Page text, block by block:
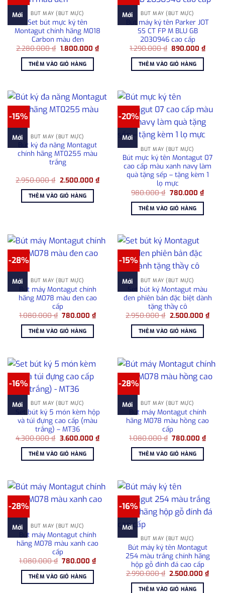
Mới BÚT MÁY (BÚT MỰC)
Set bút mực ký tên
Montagut chính hãng M018
Carbon màu đen
2.280.000₫ Giá
là:
2.280.000 ₫.
1.800.000 ₫Giá
THÊM VÀO GIỎ HÀNG
Mới BÚT MÁY (BÚT MỰC)
Bút máy ký tên Parker JOT
SS CT FP M BLU GB
2030946 cao cấp
1.290.000₫ Giá
là:
1.290.000 ₫.
890.000₫Giá
THÊM VÀO GIỎ HÀNG
-15%
Mới BÚT MÁY (BÚT MỰC)
Bút ký đa năng Montagut
chính hãng MT0255 màu
trắng
2.950.000₫ Giá
là:
2.950.000 ₫.
2.500.000 ₫Giá
hiện
2.500.000 ₫.
THÊM VÀO GIỎ HÀNG
-20%
Mới
BÚT MÁY (BÚT MỰC)
Bút mực ký tên Montagut 07
cao cấp màu xanh navy làm
quà tặng sếp – tặng kèm 1
lọ mực
980.000₫ Giá
là:
980.000 ₫.
780.000 ₫Giá
hiện
THÊM VÀO GIỎ HÀNG
-28%
Mới BÚT MÁY (BÚT MỰC)
Bút máy Montagut chính
hãng M078 màu đen cao
cấp
1.080.000₫ Giá
là:
1.080.000 ₫.
780.000₫Giá
hiện
THÊM VÀO GIỎ HÀNG
-15%
Mới BÚT MÁY (BÚT MỰC)
Set bút ký Montagut màu
đen phiên bản đặc biệt dành
tặng thầy cô
2.950.000₫ Giá
là:
2.950.000 ₫.
2.500.000 ₫Giá
hiện
THÊM VÀO GIỎ HÀNG
-16%
Mới BÚT MÁY (BÚT MỰC)
Set bút ký 5 món kèm hộp
và túi đựng cao cấp (màu
trắng) – MT36
4.300.000₫ Giá
là:
4.300.000 ₫.
3.600.000 ₫Giá
hiện
3.600.000 ₫.
THÊM VÀO GIỎ HÀNG
-28%
Mới BÚT MÁY (BÚT MỰC)
Bút máy Montagut chính
hãng M078 màu hồng cao
cấp
1.080.000₫ Giá
là:
1.080.000 ₫.
780.000₫Giá
hiện
THÊM VÀO GIỎ HÀNG
-28%
Mới BÚT MÁY (BÚT MỰC)
Bút máy Montagut chính
hãng M078 màu xanh cao
cấp
1.080.000₫ Giá
là:
1.080.000 ₫.
780.000₫Giá
THÊM VÀO GIỎ HÀNG
-16%
Mới
BÚT MÁY (BÚT MỰC)
Bút máy ký tên Montagut
254 màu trắng chính hãng
hộp gỗ đính đá cao cấp
2.990.000₫ Giá
là:
2.500.000₫Giá
THÊM VÀO GIỎ HÀNG